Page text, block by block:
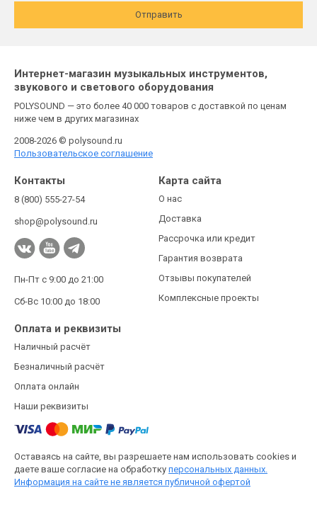
Отправить
Интернет-магазин музыкальных инструментов,
звукового и светового оборудования
POLYSOUND — это более 40 000 товаров с доставкой по ценам
ниже чем в других магазинах
2008-2026 © polysound.ru
Пользовательское соглашение
Контакты
8 (800) 555-27-54
shop@polysound.ru
Пн-Пт с 9:00 до 21:00
Сб-Вс 10:00 до 18:00
Карта сайта
О нас
Доставка
Рассрочка или кредит
Гарантия возврата
Отзывы покупателей
Комплексные проекты
Оплата и реквизиты
Наличный расчёт
Безналичный расчёт
Оплата онлайн
Наши реквизиты
Оставаясь на сайте, вы разрешаете нам использовать cookies и
даете ваше согласие на обработку персональных данных.
Информация на сайте не является публичной офертой